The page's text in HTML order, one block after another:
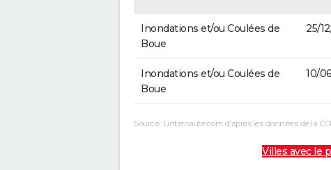
Inondations et/ou Coulées de
Boue
25/
Inondations et/ou Coulées de
Boue
10/
Source : Linternaute.com d'après les données de la
Villes avec le